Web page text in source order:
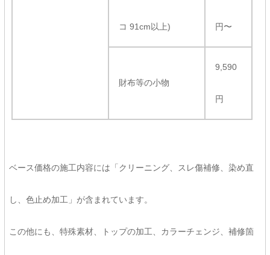
コ 91cm以上) 円〜
財布等の小物
9,590
円
ベース価格の施工内容には「クリーニング、スレ傷補修、染め直
し、色止め加工」が含まれています。
この他にも、特殊素材、トップの加工、カラーチェンジ、補修箇